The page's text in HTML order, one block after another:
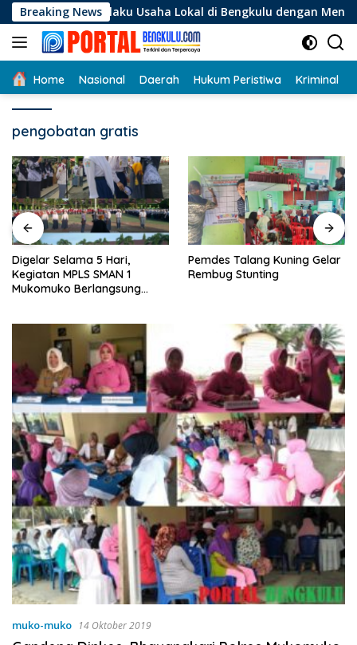
Langsung
ke
konten
Breaking News
Pelaku Usaha Lokal di Bengkulu dengan Meningkatkan
Home Nasional Daerah Hukum Peristiwa Kriminal
pengobatan gratis
Digelar Selama 5 Hari,
Kegiatan MPLS SMAN 1
Mukomuko Berlangsung
Pemdes Talang Kuning Gelar
Rembug Stunting
muko-muko 14 Oktober 2019